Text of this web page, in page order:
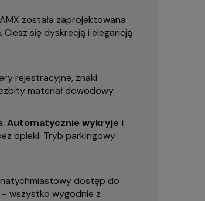
została zaprojektowana
. Ciesz się dyskrecją i elegancją
rejestracyjne, znaki
materiał dowodowy.
Automatycznie wykryje i
opieki. Tryb parkingowy
natychmiastowy dostęp do
– wszystko wygodnie z